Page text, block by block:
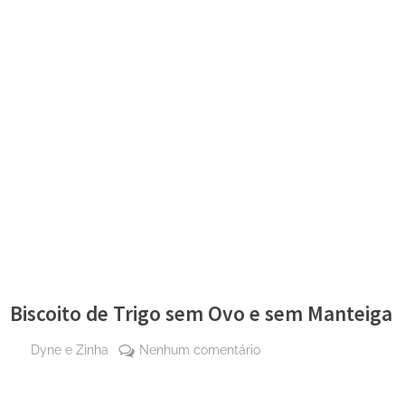
Biscoito de Trigo sem Ovo e sem Manteiga
By
Dyne e Zinha Nenhum comentárioem